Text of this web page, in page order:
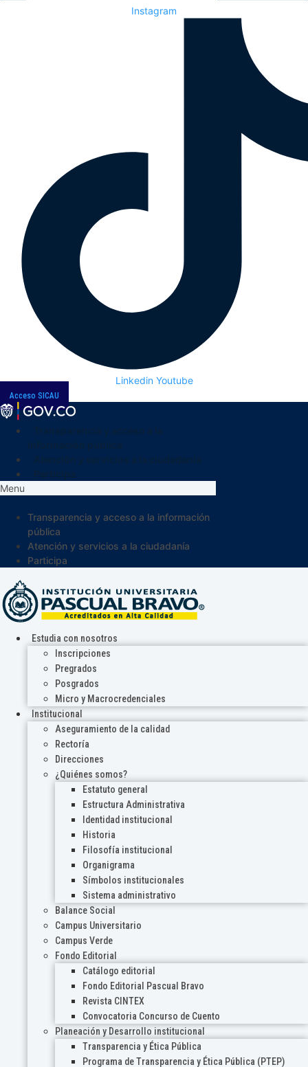
Instagram
Linkedin Youtube
Acceso SICAU
Menu
Transparencia y acceso a la información
pública
Atención y servicios a la ciudadanía
Participa
Estudia con nosotros
Inscripciones
Pregrados
Posgrados
Micro y Macrocredenciales
Institucional
Aseguramiento de la calidad
Rectoría
Direcciones
¿Quiénes somos?
Estatuto general
Estructura Administrativa
Identidad institucional
Historia
Filosofía institucional
Organigrama
Símbolos institucionales
Sistema administrativo
Balance Social
Campus Universitario
Campus Verde
Fondo Editorial
Catálogo editorial
Fondo Editorial Pascual Bravo
Revista CINTEX
Convocatoria Concurso de Cuento
Planeación y Desarrollo institucional
Transparencia y Ética Pública
Programa de Transparencia y Ética Pública (PTEP)